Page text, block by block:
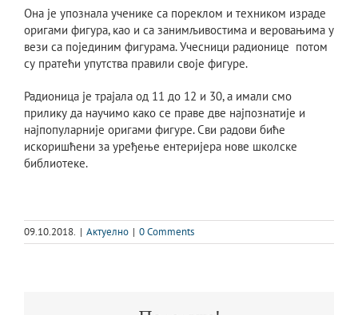
Она је упознала ученике са пореклом и техником израде
оригами фигура, као и са занимљивостима и веровањима у
вези са појединим фигурама. Учесници радионице потом
су пратећи упутства правили своје фигуре.
Радионица је трајала од 11 до 12 и 30, а имали смо
прилику да научимо како се праве две најпознатије и
најпопуларније оригами фигуре. Сви радови биће
искоришћени за уређење ентеријера нове школске
библиотеке.
09.10.2018. | Актуелно | 0 Comments